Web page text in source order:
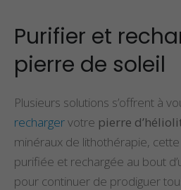
Purifier et
pierre de soleil
Plusieurs solutions s’offrent à
rechargervotre pierre
minéraux de lithothérapie,
purifiée et rechargée au bout
pour continuer de prodiguer